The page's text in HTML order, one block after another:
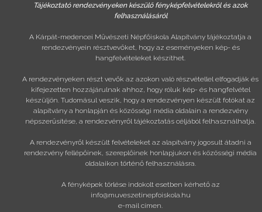
Tájékoztató rendezvényeken készülő fényképfelvételekről és azok
felhasználásáról
A Kárpát-medencei Művészeti Népfőiskola Alapítvány tájékoztatja a
rendezvényein résztvevőket, hogy az eseményeken kép- és
hangfelvételeket készíthet.
A rendezvényeken részt vevők az azokon való részvétellel elfogadják és
kifejezetten hozzájárulnak ahhoz, hogy róluk kép- és hangfelvétel
készüljön. Tudomásul veszik, hogy a rendezvényen készült fotókat az
alapítvány a honlapján és közösségi média oldalain a rendezvény
népszerűsítése, a rendezvényről tájékoztatás céljából felhasználhatja.
A rendezvényről készült felvételeket az alapítvány jogosult átadni a
rendezvény fellépőinek, szereplőinek honlapjukon és közösségi média
oldalaikon történő felhasználásra.
A fényképek törlése indokolt esetben kérhető az
info@muveszetinepfoiskola.hu
e-mail címen.